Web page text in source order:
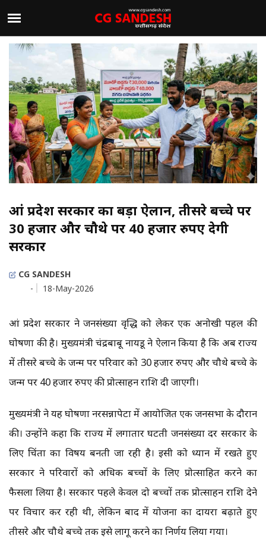
आंध्र प्रदेश सरकार का बड़ा ऐलान, तीसरे बच्चे पर
30 हजार और चौथे पर 40 हजार रुपए देगी
सरकार
CG SANDESH
-
18-May-2026
आंध्र प्रदेश सरकार ने जनसंख्या वृद्धि को लेकर एक अनोखी पहल की
घोषणा की है। मुख्यमंत्री चंद्रबाबू नायडू ने ऐलान किया है कि अब राज्य
में तीसरे बच्चे के जन्म पर परिवार को 30 हजार रुपए और चौथे बच्चे के
जन्म पर 40 हजार रुपए की प्रोत्साहन राशि दी जाएगी।
मुख्यमंत्री ने यह घोषणा नरसन्नापेटा में आयोजित एक जनसभा के दौरान
की। उन्होंने कहा कि राज्य में लगातार घटती जनसंख्या दर सरकार के
लिए चिंता का विषय बनती जा रही है। इसी को ध्यान में रखते हुए
सरकार ने परिवारों को अधिक बच्चों के लिए प्रोत्साहित करने का
फैसला लिया है। सरकार पहले केवल दो बच्चों तक प्रोत्साहन राशि देने
पर विचार कर रही थी, लेकिन बाद में योजना का दायरा बढ़ाते हुए
तीसरे और चौथे बच्चे तक इसे लागू करने का निर्णय लिया गया।